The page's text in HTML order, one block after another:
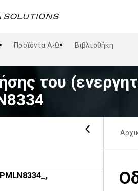
Προϊόντα Α-Ω Βιβλιοθήκη
του